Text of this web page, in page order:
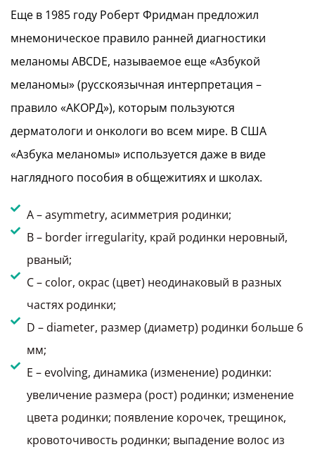
Еще в 1985 году Роберт Фридман предложил
мнемоническое правило ранней диагностики
меланомы ABCDE, называемое еще «Азбукой
меланомы» (русскоязычная интерпретация –
правило «АКОРД»), которым пользуются
дерматологи и онкологи во всем мире. В США
«Азбука меланомы» используется даже в виде
наглядного пособия в общежитиях и школах.
A – asymmetry, асимметрия родинки;
B – border irregularity, край родинки неровный,
рваный;
C – color, окрас (цвет) неодинаковый в разных
частях родинки;
D – diameter, размер (диаметр) родинки больше 6
мм;
E – evolving, динамика (изменение) родинки:
увеличение размера (рост) родинки; изменение
цвета родинки; появление корочек, трещинок,
кровоточивость родинки; выпадение волос из